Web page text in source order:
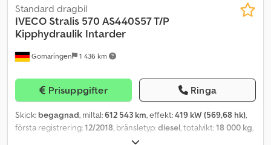
Gomaringen 1 436 km
Standard dragbil
IVECO Stralis 570 AS440S57 T/P
Kipphydraulik Intarder
Prisuppgifter Ringa
Skick: begagnad, miltal:612 543 km, effekt:419 kW (569,68 hk),
första registrering:12/2018, bränsletyp:diesel, totalvikt:18 000 kg,
, nästa besiktning (TÜV):